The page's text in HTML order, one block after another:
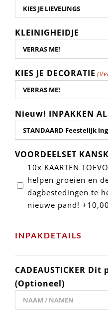
KLEINIGHEIDJE
KIES JE DECORATIE
Nieuw! INPAKKEN
VOORDEELSET
10x KAARTEN
helpen groeien en
dagbestedingen te
nieuwe pand!
INPAKDETAILS
CADEAUSTICKER
(Optioneel)